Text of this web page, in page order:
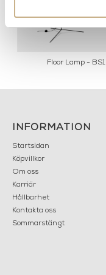
Floor Lamp - BS1
INFORMATION
Startsidan
Köpvillkor
Om oss
Karriär
Hållbarhet
Kontakta oss
Sommarstängt